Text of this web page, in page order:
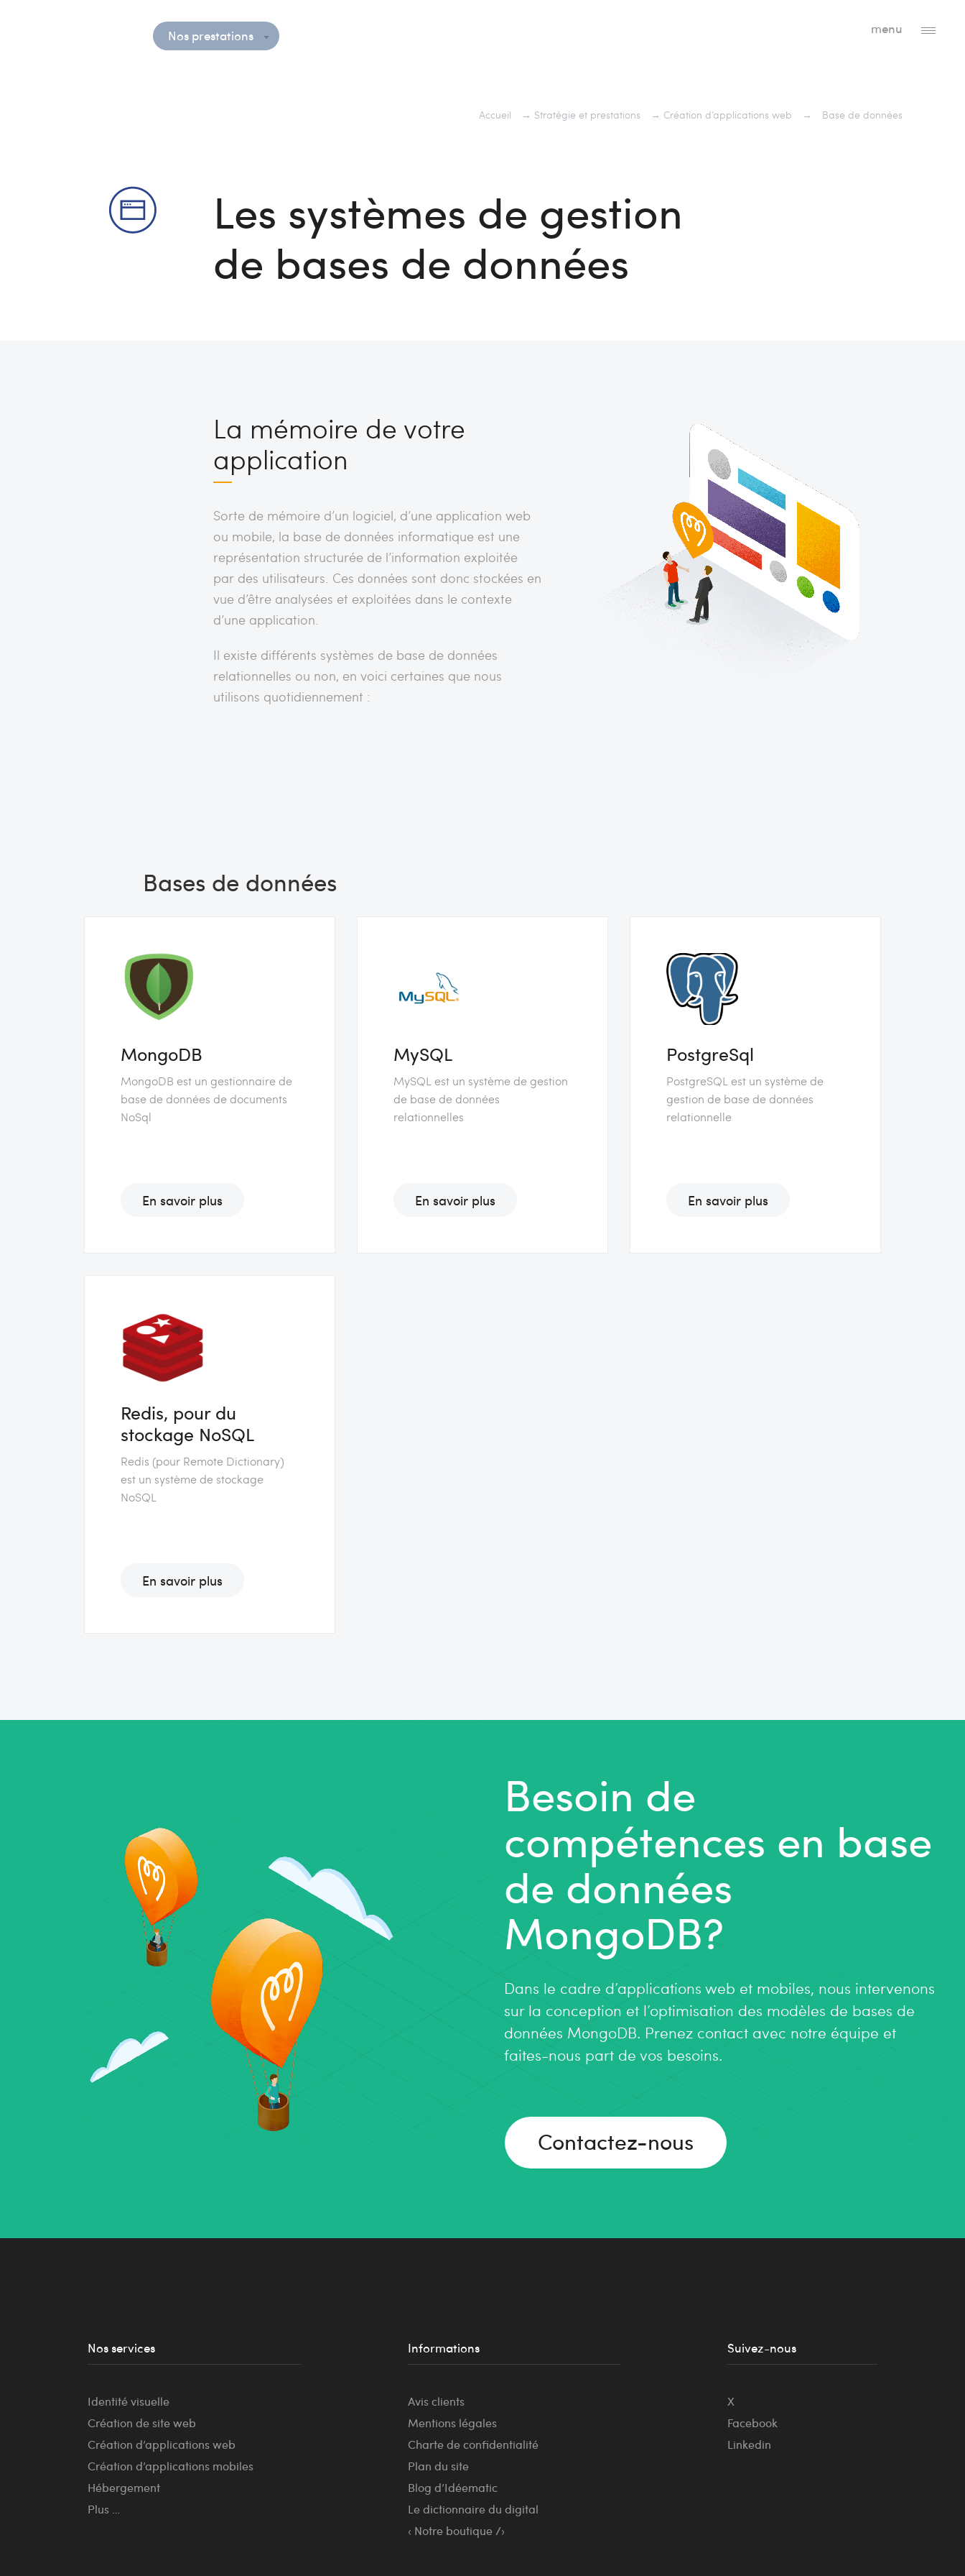
Nos prestations menu
Accueil → Stratégie et prestations → Création d’applications web → Base de données
Les systèmes de gestion
de bases de données
La mémoire de votre
application
Sorte de mémoire d’un logiciel, d’une application web
ou mobile, la base de données informatique est une
représentation structurée de l’information exploitée
par des utilisateurs. Ces données sont donc stockées en
vue d’être analysées et exploitées dans le contexte
d’une application.
Il existe différents systèmes de base de données
relationnelles ou non, en voici certaines que nous
utilisons quotidiennement :
Bases de données
MongoDB
MongoDB est un gestionnaire de
base de données de documents
NoSql
En savoir plus
MySQL
MySQL est un système de gestion
de base de données
relationnelles
En savoir plus
PostgreSql
PostgreSQL est un système de
gestion de base de données
relationnelle
En savoir plus
Redis, pour du
stockage NoSQL
Redis (pour Remote Dictionary)
est un système de stockage
NoSQL
En savoir plus
Besoin de
compétences en base
de données
MongoDB?
Dans le cadre d’applications web et mobiles, nous intervenons
sur la conception et l’optimisation des modèles de bases de
données MongoDB. Prenez contact avec notre équipe et
faites-nous part de vos besoins.
Contactez-nous
Nos services
Identité visuelle
Création de site web
Création d’applications web
Création d’applications mobiles
Hébergement
Plus …
Informations
Avis clients
Mentions légales
Charte de confidentialité
Plan du site
Blog d’Idéematic
Le dictionnaire du digital
‹ Notre boutique /›
Suivez-nous
X
Facebook
Linkedin
Vous avez une question ? un projet ? ou une idée ? établissons notre PREMIER CONTACT